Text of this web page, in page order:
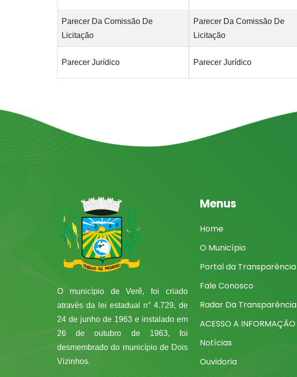
Parecer Da Comissão De
Licitação
Parecer Da Comissão De
Licitação
Parecer Jurídico Parecer Jurídico
O município de Verê, foi criado
através da lei estadual n° 4.729, de
24 de junho de 1963 e instalado em
26 de outubro de 1963, foi
desmembrado do município de Dois
Vizinhos.
Menus
Home
O Município
Portal da Transparência
Fale Conosco
Radar Da Transparência
ACESSO A INFORMAÇÃO
Notícias
Ouvidoria